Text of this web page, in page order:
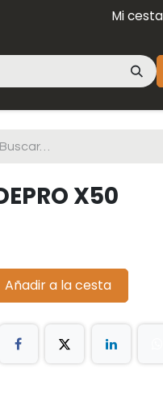
Mi cesta
X50
Añadir a la cesta